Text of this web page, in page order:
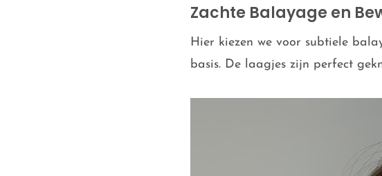
Zachte Balayage en
Hier kiezen we voor subtiele
basis. De laagjes zijn perfect